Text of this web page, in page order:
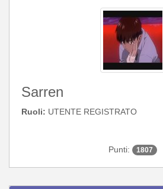
Sarren
Ruoli: UTENTE REGISTRATO
Punti: 1807